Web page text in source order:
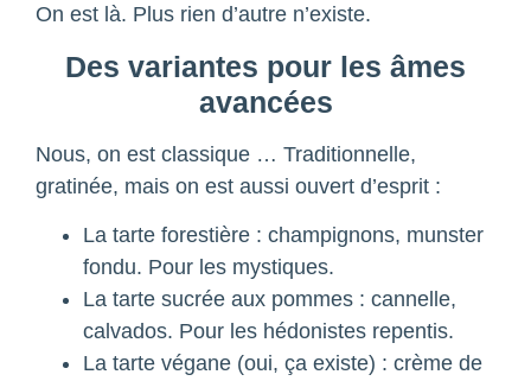
On est là. Plus rien d’autre n’existe.
Des variantes pour les âmes
avancées
Nous, on est classique … Traditionnelle,
gratinée, mais on est aussi ouvert d’esprit :
La tarte forestière : champignons, munster
fondu. Pour les mystiques.
La tarte sucrée aux pommes : cannelle,
calvados. Pour les hédonistes repentis.
La tarte végane (oui, ça existe) : crème de